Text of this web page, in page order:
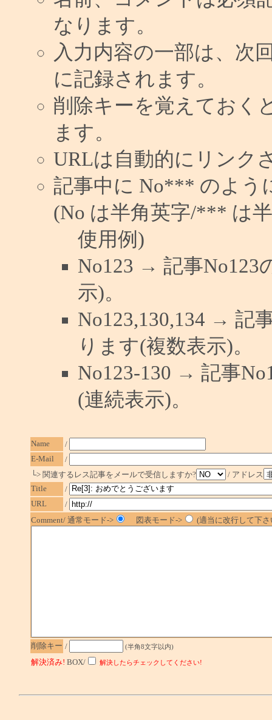
なります。
入力内容の一部は、次
に記録されます。
削除キーを覚えておく
ます。
URLは自動的にリンク
記事中に No*** のよう
(No は半角英字/*** は
使用例)
No123 → 記事No123
示)。
No123,130,134 → 記
ります(複数表示)。
No123-130 → 記事
(連続表示)。
Name
/
E-Mail
/
└> 関連するレス記事をメールで受信しますか?
/ アドレス
Title
/
URL
/
Comment/ 通常モード->
図表モード-> (適当に改行して下
削除キー / (半角8文字以内)
解決済み! BOX/ 解決したらチェックしてください!